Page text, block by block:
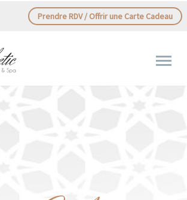
Prendre RDV / Offrir une Carte Cadeau